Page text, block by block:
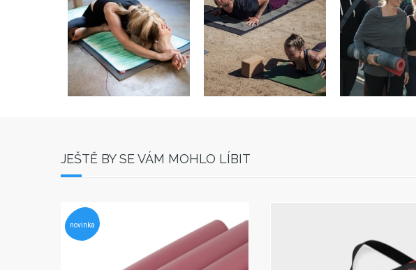
JEŠTĚ BY SE VÁM MOHLO LÍBIT
novinka